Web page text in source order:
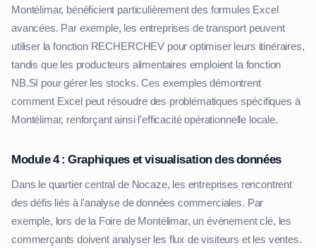
Montélimar, bénéficient particulièrement des formules Excel
avancées. Par exemple, les entreprises de transport peuvent
utiliser la fonction RECHERCHEV pour optimiser leurs itinéraires,
tandis que les producteurs alimentaires emploient la fonction
NB.SI pour gérer les stocks. Ces exemples démontrent
comment Excel peut résoudre des problématiques spécifiques à
Montélimar, renforçant ainsi l'efficacité opérationnelle locale.
Module 4 : Graphiques et visualisation des données
Dans le quartier central de Nocaze, les entreprises rencontrent
des défis liés à l'analyse de données commerciales. Par
exemple, lors de la Foire de Montélimar, un événement clé, les
commerçants doivent analyser les flux de visiteurs et les ventes.